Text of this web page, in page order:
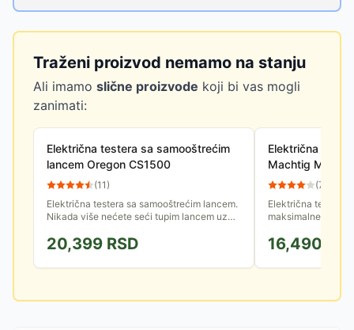
Traženi proizvod nemamo na stanju
Ali imamo slične proizvode koji bi vas mogli
zanimati:
Električna testera sa samooštrećim
lancem Oregon CS1500
(11)
Električna testera sa samooštrećim lancem.
Nikada više nećete seći tupim lancem uz
oštrenje lanca!
20,399 RSD
Električna
Machtig MAC-
(75
Električna testera
maksimalne
grane stabala i da...
16,490